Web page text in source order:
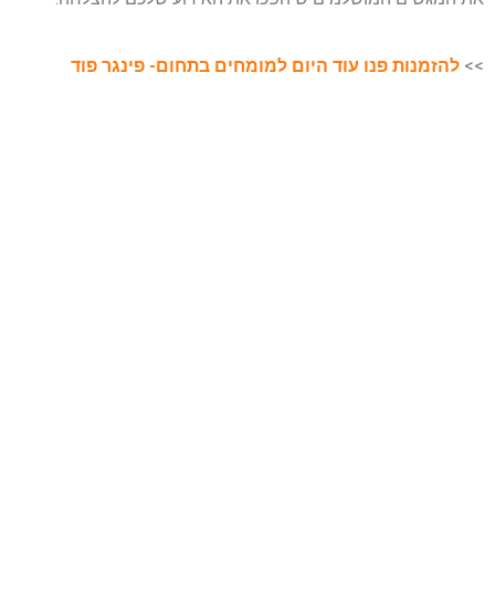
>> להזמנות פנו עוד היום למומחים בתחום- פינגר פוד